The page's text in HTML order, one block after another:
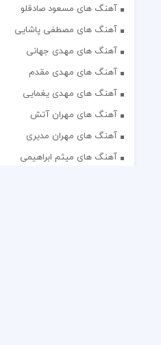
آهنگ های مسعود صادقلو
آهنگ های مصطفی پاشایی
آهنگ های مهدی جهانی
آهنگ های مهدی مقدم
آهنگ های مهدی یغمایی
آهنگ های مهران آتش
آهنگ های مهران مدیری
آهنگ های میثم ابراهیمی